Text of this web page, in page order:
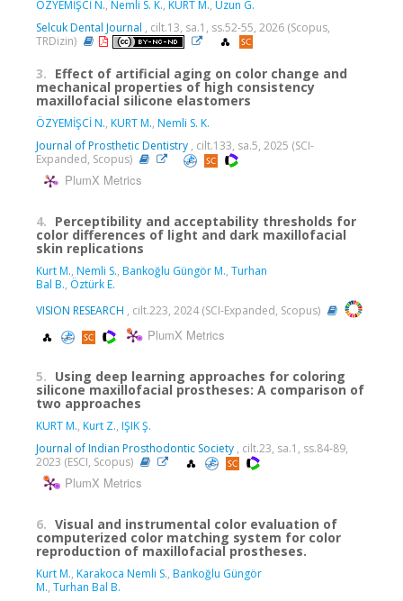
ÖZYEMİŞCİ N., Nemli S. K., KURT M., Uzun G.
Selcuk Dental Journal , cilt.13, sa.1, ss.52-55, 2026 (Scopus,
TRDizin)
3. Effect of artificial aging on color change and
mechanical properties of high consistency
maxillofacial silicone elastomers
ÖZYEMİŞCİ N., KURT M., Nemli S. K.
Journal of Prosthetic Dentistry , cilt.133, sa.5, 2025 (SCI-
Expanded, Scopus)
PlumX Metrics
4. Perceptibility and acceptability thresholds for
color differences of light and dark maxillofacial
skin replications
Kurt M., Nemli S., Bankoğlu Güngör M., Turhan
Bal B., Öztürk E.
VISION RESEARCH , cilt.223, 2024 (SCI-Expanded, Scopus)
PlumX Metrics
5. Using deep learning approaches for coloring
silicone maxillofacial prostheses: A comparison of
two approaches
KURT M., Kurt Z., IŞIK Ş.
Journal of Indian Prosthodontic Society , cilt.23, sa.1, ss.84-89,
2023 (ESCI, Scopus)
PlumX Metrics
6. Visual and instrumental color evaluation of
computerized color matching system for color
reproduction of maxillofacial prostheses.
Kurt M., Karakoca Nemli S., Bankoğlu Güngör
M., Turhan Bal B.